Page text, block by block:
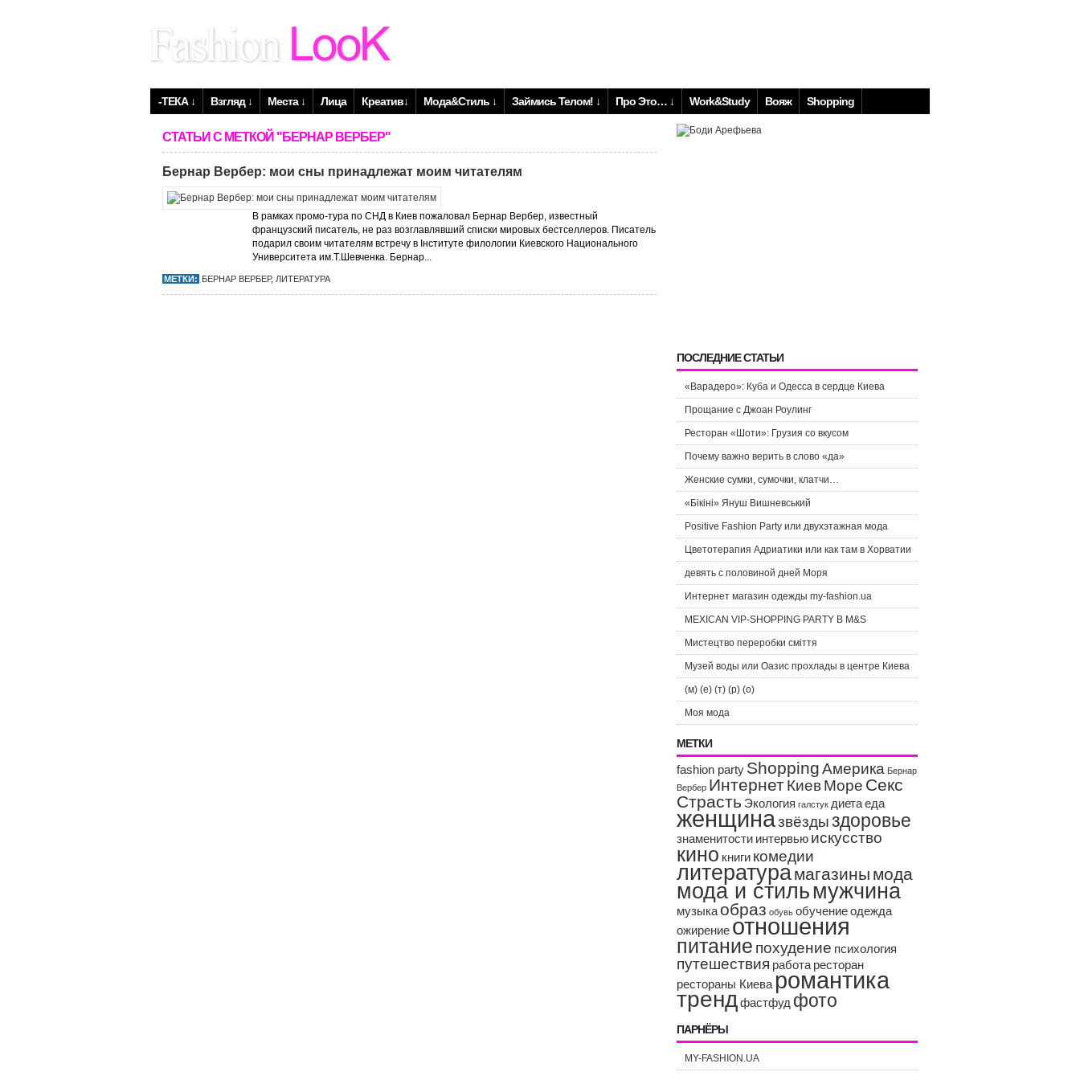
-ТЕКА ↓ Взгляд ↓ Места ↓ Лица Креатив↓ Мода&Стиль ↓ Займись Телом! ↓ Про Это… ↓ Work&Study Вояж Shopping
СТАТЬИ С МЕТКОЙ "БЕРНАР ВЕРБЕР"
Бернар Вербер: мои сны принадлежат моим читателям
В рамках промо-тура по СНД в Киев пожаловал Бернар Вербер, известный
французский писатель, не раз возглавлявший списки мировых бестселлеров. Писатель
подарил своим читателям встречу в Інституте филологии Киевского Национального
Университета им.Т.Шевченка. Бернар...
МЕТКИ: БЕРНАР ВЕРБЕР, ЛИТЕРАТУРА
ПОСЛЕДНИЕ СТАТЬИ
«Варадеро»: Куба и Одесса в сердце Киева
Прощание с Джоан Роулинг
Ресторан «Шоти»: Грузия со вкусом
Почему важно верить в слово «да»
Женские сумки, сумочки, клатчи…
«Бікіні» Януш Вишневський
Positive Fashion Party или двухэтажная мода
Цветотерапия Адриатики или как там в Хорватии
девять с половиной дней Моря
Интернет магазин одежды my-fashion.ua
MEXICAN VIP-SHOPPING PARTY В M&S
Мистецтво переробки сміття
Музей воды или Оазис прохлады в центре Киева
(м) (е) (т) (р) (о)
Моя мода
МЕТКИ
fashion party ShoppingАмерика Бернар
Вербер ИнтернетКиевМоре Секс
Страсть Экология галстук диетаеда
женщиназвёздыздоровье
знаменитости интервью искусство
кино книги комедии
литературамагазины мода
мода и стильмужчина
музыка образ обувь обучениеодежда
ожирение отношения
питание похудение психология
путешествия работа ресторан
рестораны Киева романтика
трендфастфуд фото
ПАРНЁРЫ
MY-FASHION.UA